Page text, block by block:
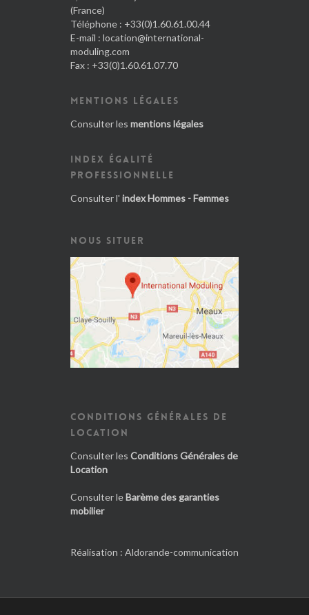
(France)
Téléphone : +33(0)1.60.61.00.44
E-mail : location@international-
moduling.com
Fax : +33(0)1.60.61.07.70
MENTIONS LÉGALES
Consulter les mentions légales
INDEX ÉGALITÉ
PROFESSIONNELLE
Consulter l' index Hommes - Femmes
NOUS SITUER
CONDITIONS GÉNÉRALES DE
LOCATION
Consulter les Conditions Générales de
Location
Consulter le Barème des garanties
mobilier
Réalisation : Aldorande-communication